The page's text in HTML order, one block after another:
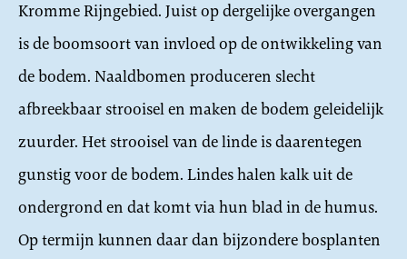
Kromme Rijngebied. Juist op dergelijke overgangen
is de boomsoort van invloed op de ontwikkeling van
de bodem. Naaldbomen produceren slecht
afbreekbaar strooisel en maken de bodem geleidelijk
zuurder. Het strooisel van de linde is daarentegen
gunstig voor de bodem. Lindes halen kalk uit de
ondergrond en dat komt via hun blad in de humus.
Op termijn kunnen daar dan bijzondere bosplanten